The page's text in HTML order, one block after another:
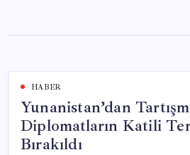
content
HABER
Yunanistan’dan
Diplomatların Katili
Bırakıldı